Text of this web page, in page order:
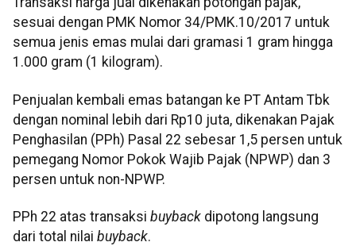
sesuai dengan PMK Nomor 34/PMK.10/2017 untuk
semua jenis emas mulai dari gramasi 1 gram hingga
1.000 gram (1 kilogram).
Penjualan kembali emas batangan ke PT Antam Tbk
dengan nominal lebih dari Rp10 juta, dikenakan Pajak
Penghasilan (PPh) Pasal 22 sebesar 1,5 persen untuk
pemegang Nomor Pokok Wajib Pajak (NPWP) dan 3
persen untuk non-NPWP.
PPh 22 atas transaksi buyback dipotong langsung
dari total nilai buyback.